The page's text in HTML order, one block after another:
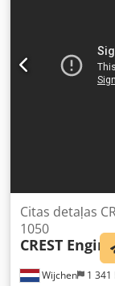
Wijchen 1 341
Citas detaļas
1050
CREST